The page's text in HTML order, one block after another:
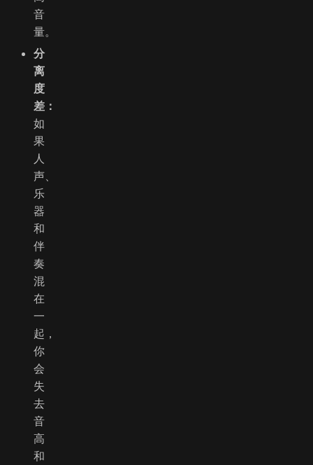
音
量。
分
离
度
差：
如
果
人
声、
乐
器
和
伴
奏
混
在
一
起，
你
会
失
去
音
高
和